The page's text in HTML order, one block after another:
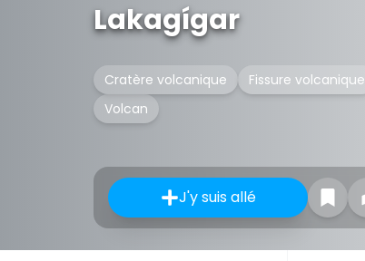
Lakagígar
Cratère volcanique Fissure volcanique
Volcan
J'y suis allé